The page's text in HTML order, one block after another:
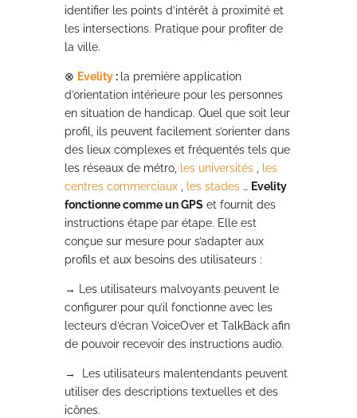
identifier les points d’intérêt à proximité et
les intersections. Pratique pour profiter de
la ville.
⊗ Evelity: la première application
d’orientation intérieure pour les personnes
en situation de handicap. Quel que soit leur
profil, ils peuvent facilement s’orienter dans
des lieux complexes et fréquentés tels que
les réseaux de métro, les universités, les
centres commerciaux, les stades… Evelity
fonctionne comme un GPSet fournit des
instructions étape par étape. Elle est
conçue sur mesure pour s’adapter aux
profils et aux besoins des utilisateurs :
→ Les utilisateurs malvoyants peuvent le
configurer pour qu’il fonctionne avec les
lecteurs d’écran VoiceOver et TalkBack afin
de pouvoir recevoir des instructions audio.
→
Les utilisateurs malentendants peuvent
utiliser des descriptions textuelles et des
icônes.